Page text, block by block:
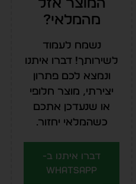
המוצר אזל
מהמלאי?
נשמח לעמוד
לשירותך! דברו איתנו
ונמצא לכם פתרון
יצירתי, מוצר חלופי
או שנעדכן אתכם
כשהמלאי יחזור.
דברו איתנו ב-
WhatsApp